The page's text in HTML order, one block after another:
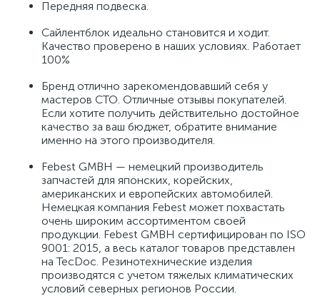
Передняя подвеска.
Сайлентблок идеально становится и ходит.
Качество проверено в наших условиях. Работает
100%
Бренд отлично зарекомендовавший себя у
мастеров СТО. Отличные отзывы покупателей.
Если хотите получить действительно достойное
качество за ваш бюджет, обратите внимание
именно на этого производителя.
Febest GMBH — немецкий производитель
запчастей для японских, корейских,
американских и европейских автомобилей.
Немецкая компания Febest может похвастать
очень широким ассортиментом своей
продукции. Febest GMBH сертифицирован по ISO
9001: 2015, а весь каталог товаров представлен
на TecDoc. Резинотехнические изделия
производятся с учетом тяжелых климатических
условий северных регионов России.